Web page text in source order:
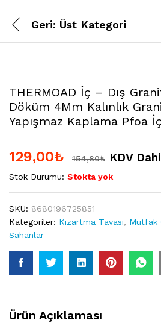
Geri: Üst Kategori
THERMOAD İç – Dış
Döküm 4Mm Kalınlık
Yapışmaz Kaplama Pfoa
129,00₺ 154,80₺ KDV
Stok Durumu: Stokta yok
SKU: 8680196725851
Kategoriler: Kızartma Tavası, Mutfak
Sahanlar
Ürün Açıklaması